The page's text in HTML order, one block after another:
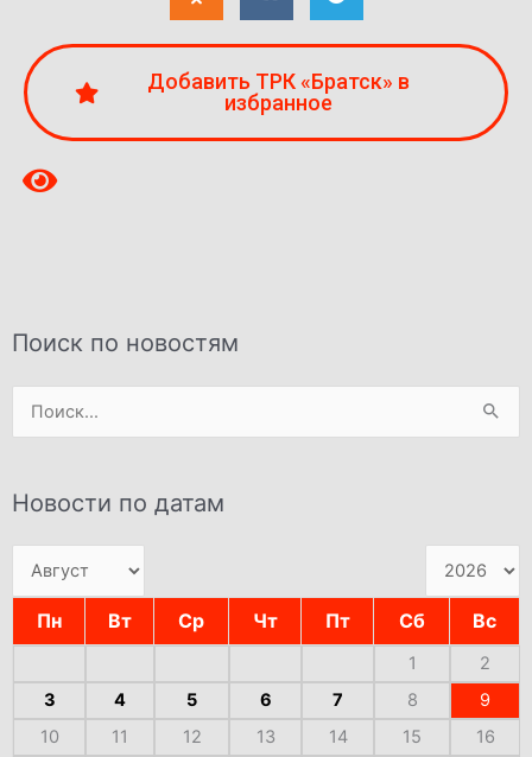
Добавить ТРК «Братск» в
избранное
Поиск по новостям
Поиск:
Новости по датам
Пн Вт Ср Чт Пт Сб Вс
1
2
3
4 5 6 7 8
9
10
11 12 13 14 15
16